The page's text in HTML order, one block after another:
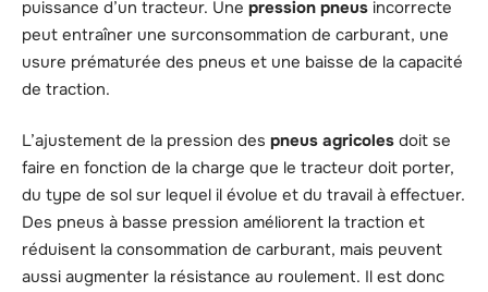
puissance d’un tracteur. Une pression pneus incorrecte
peut entraîner une surconsommation de carburant, une
usure prématurée des pneus et une baisse de la capacité
de traction.
L’ajustement de la pression des pneus agricoles doit se
faire en fonction de la charge que le tracteur doit porter,
du type de sol sur lequel il évolue et du travail à effectuer.
Des pneus à basse pression améliorent la traction et
réduisent la consommation de carburant, mais peuvent
aussi augmenter la résistance au roulement. Il est donc